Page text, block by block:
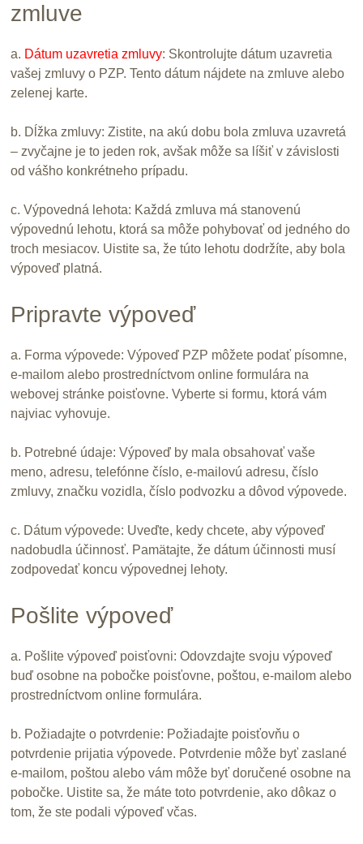
zmluve
a. Dátum uzavretia zmluvy: Skontrolujte dátum uzavretia
vašej zmluvy o PZP. Tento dátum nájdete na zmluve alebo
zelenej karte.
b. Dĺžka zmluvy: Zistite, na akú dobu bola zmluva uzavretá
– zvyčajne je to jeden rok, avšak môže sa líšiť v závislosti
od vášho konkrétneho prípadu.
c. Výpovedná lehota: Každá zmluva má stanovenú
výpovednú lehotu, ktorá sa môže pohybovať od jedného do
troch mesiacov. Uistite sa, že túto lehotu dodržíte, aby bola
výpoveď platná.
Pripravte výpoveď
a. Forma výpovede: Výpoveď PZP môžete podať písomne,
e-mailom alebo prostredníctvom online formulára na
webovej stránke poisťovne. Vyberte si formu, ktorá vám
najviac vyhovuje.
b. Potrebné údaje: Výpoveď by mala obsahovať vaše
meno, adresu, telefónne číslo, e-mailovú adresu, číslo
zmluvy, značku vozidla, číslo podvozku a dôvod výpovede.
c. Dátum výpovede: Uveďte, kedy chcete, aby výpoveď
nadobudla účinnosť. Pamätajte, že dátum účinnosti musí
zodpovedať koncu výpovednej lehoty.
Pošlite výpoveď
a. Pošlite výpoveď poisťovni: Odovzdajte svoju výpoveď
buď osobne na pobočke poisťovne, poštou, e-mailom alebo
prostredníctvom online formulára.
b. Požiadajte o potvrdenie: Požiadajte poisťovňu o
potvrdenie prijatia výpovede. Potvrdenie môže byť zaslané
e-mailom, poštou alebo vám môže byť doručené osobne na
pobočke. Uistite sa, že máte toto potvrdenie, ako dôkaz o
tom, že ste podali výpoveď včas.